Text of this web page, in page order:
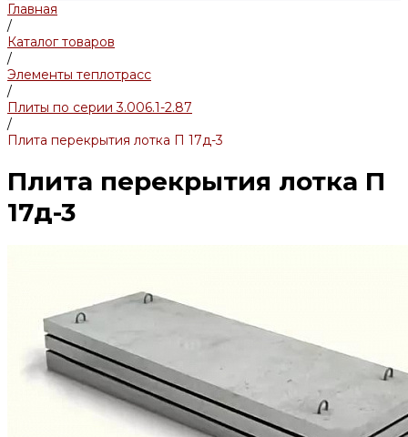
Главная
/
Каталог товаров
/
Элементы теплотрасс
/
Плиты по серии 3.006.1-2.87
/
Плита перекрытия лотка П 17д-3
Плита перекрытия лотка П
17д-3